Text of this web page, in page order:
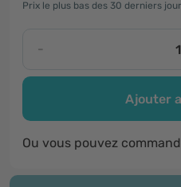
Prix le plus bas des 30 derniers
-
Ajouter
Ou vous pouvez